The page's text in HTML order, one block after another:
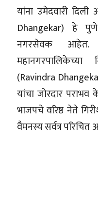
यांना उमेदवारी
Dhangekar) हे पुणे
नगरसेवक आहेत.
(Ravindra
यांचा जोरदार
भाजपचे वरिष्ठ नेते
वैमनस्य सर्वत्र परिचित